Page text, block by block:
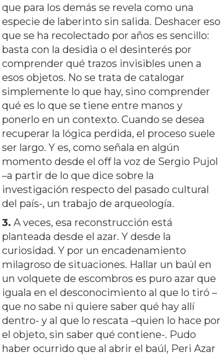
que para los demás se revela como una
especie de laberinto sin salida. Deshacer eso
que se ha recolectado por años es sencillo:
basta con la desidia o el desinterés por
comprender qué trazos invisibles unen a
esos objetos. No se trata de catalogar
simplemente lo que hay, sino comprender
qué es lo que se tiene entre manos y
ponerlo en un contexto. Cuando se desea
recuperar la lógica perdida, el proceso suele
ser largo. Y es, como señala en algún
momento desde el off la voz de Sergio Pujol
–a partir de lo que dice sobre la
investigación respecto del pasado cultural
del país-, un trabajo de arqueología.
3. A veces, esa reconstrucción está
planteada desde el azar. Y desde la
curiosidad. Y por un encadenamiento
milagroso de situaciones. Hallar un baúl en
un volquete de escombros es puro azar que
iguala en el desconocimiento al que lo tiró –
que no sabe ni quiere saber qué hay allí
dentro- y al que lo rescata –quien lo hace por
el objeto, sin saber qué contiene-. Pudo
haber ocurrido que al abrir el baúl, Peri Azar